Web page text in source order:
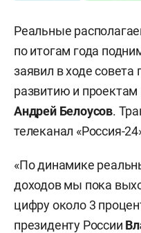
Реальные
по итогам года
заявил в ходе совета
развитию и
Андрей Белоусов.
телеканал «Россия-
«По динамике
доходов мы пока
цифру около 3
президенту России